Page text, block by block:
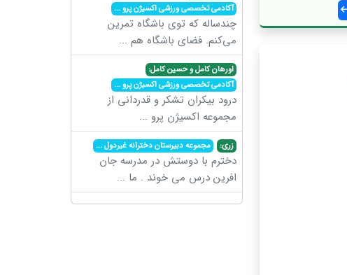
آکادمی تخصصی ورزشی اکسیژن پرو...
چندساله که توی باشگاه تمرین
می‌کنم. فضای باشگاه هم ...
اورهان کامل و حسین کامل:
آکادمی تخصصی ورزشی اکسیژن پرو...
درود بیکران تشکر و قدردانی از
مجموعه اکسیژن پرو ...
زری: مجموعه دبیرستان دخترانه غیردول...
دخترم با دوستش در مدرسه جان
افرین درس می خوند . ما ...